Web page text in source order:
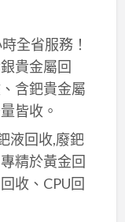
全省服務！
貴金屬回
含鈀貴金屬
皆收。
液回收,廢鈀
精於黃金回
收、CPU回